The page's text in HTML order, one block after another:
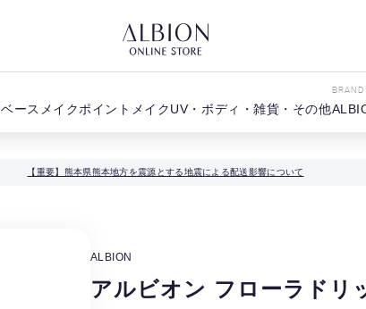
ベースメイクポイントメイクUV・ボディ・雑貨・その他
BRAND
【重要】熊本県熊本地方を震源とする地震による配送影響について
ALBION
アルビオン フローラドリ